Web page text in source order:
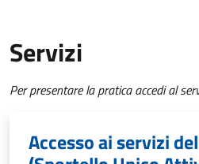
Servizi
Per presentare la pratica accedi al
Accesso ai servizi